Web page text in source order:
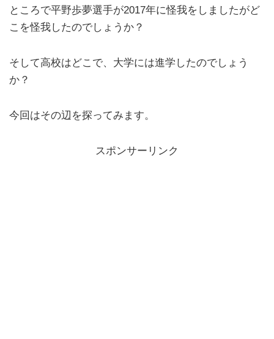
ところで平野歩夢選手が2017年に怪我をしましたがど
こを怪我したのでしょうか？
そして高校はどこで、大学には進学したのでしょう
か？
今回はその辺を探ってみます。
スポンサーリンク